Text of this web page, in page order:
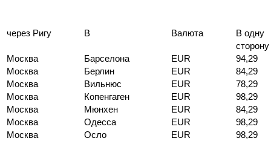
через Ригу В Валюта
В одну
сторону
Москва
Барселона EUR
94,29
Москва
Берлин EUR
84,29
Москва
Вильнюс EUR
78,29
Москва
Копенгаген EUR
98,29
Москва
Мюнхен EUR
84,29
Москва
Одесса EUR
98,29
Москва
Осло EUR
98,29